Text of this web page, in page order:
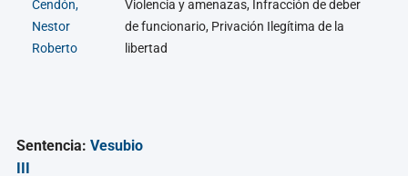
Cendón,
Nestor
Roberto
Violencia y amenazas, Infracción de deber
de funcionario, Privación Ilegítima de la
libertad
Sentencia:Vesubio
III